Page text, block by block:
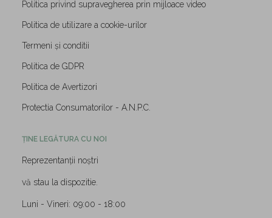
Politica privind supravegherea prin mijloace video
Politica de utilizare a cookie-urilor
Termeni și conditii
Politica de GDPR
Politica de Avertizori
Protectia Consumatorilor - A.N.P.C.
ȚINE LEGĂTURA CU NOI
Reprezentanții noștri
vă stau la dispozitie.
Luni - Vineri: 09:00 - 18:00